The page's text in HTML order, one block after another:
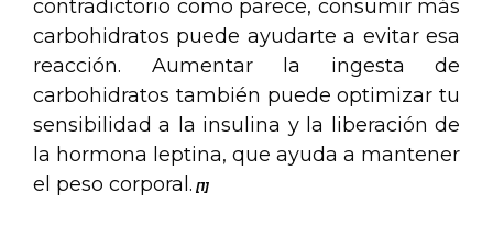
contradictorio como parece, consumir más
carbohidratos puede ayudarte a evitar esa
reacción. Aumentar la ingesta de
carbohidratos también puede optimizar tu
sensibilidad a la insulina y la liberación de
la hormona leptina, que ayuda a mantener
el peso corporal. [1]